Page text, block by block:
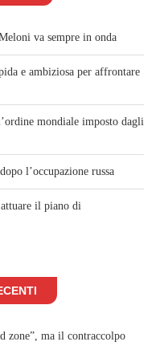
va sempre in onda
e ambiziosa per affrontare
mondiale imposto dagli
l’occupazione russa
il piano di
zone”, ma il contraccolpo